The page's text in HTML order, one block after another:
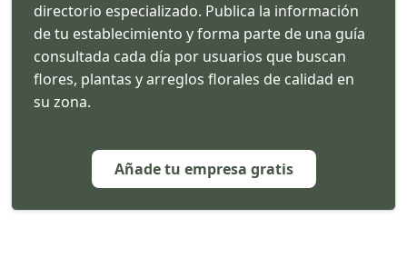
directorio especializado. Publica la información
de tu establecimiento y forma parte de una guía
consultada cada día por usuarios que buscan
flores, plantas y arreglos florales de calidad en
su zona.
Añade tu empresa gratis